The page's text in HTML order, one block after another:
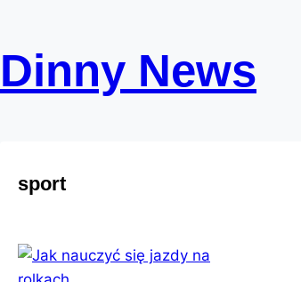
content
Dinny News
sport